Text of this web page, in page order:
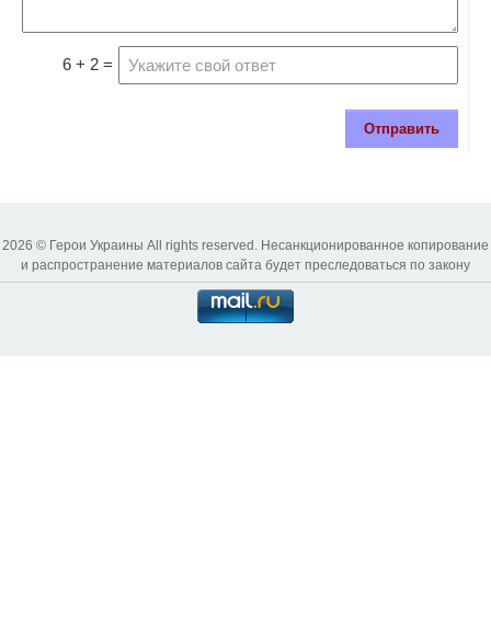
6 + 2 =
Отправить
2026 © Герои Украины All rights reserved. Несанкционированное копирование
и распространение материалов сайта будет преследоваться по закону